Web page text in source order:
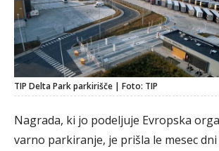
TIP Delta Park parkirišče | Foto: TIP
Nagrada, ki jo podeljuje Evropska
varno parkiranje, je prišla le mesec